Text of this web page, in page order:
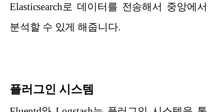
Elasticsearch로 데이터를 전송해서 중앙에서
분석할 수 있게 해줍니다.
플러그인 시스템